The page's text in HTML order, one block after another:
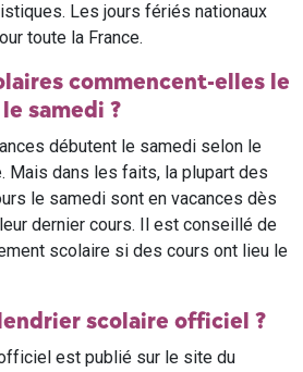
Les jours fériés nationaux
toute la France.
commencent-elles le
samedi ?
débutent le samedi selon le
Mais dans les faits, la plupart des
le samedi sont en vacances dès
dernier cours. Il est conseillé de
scolaire si des cours ont lieu le
scolaire officiel ?
est publié sur le site du